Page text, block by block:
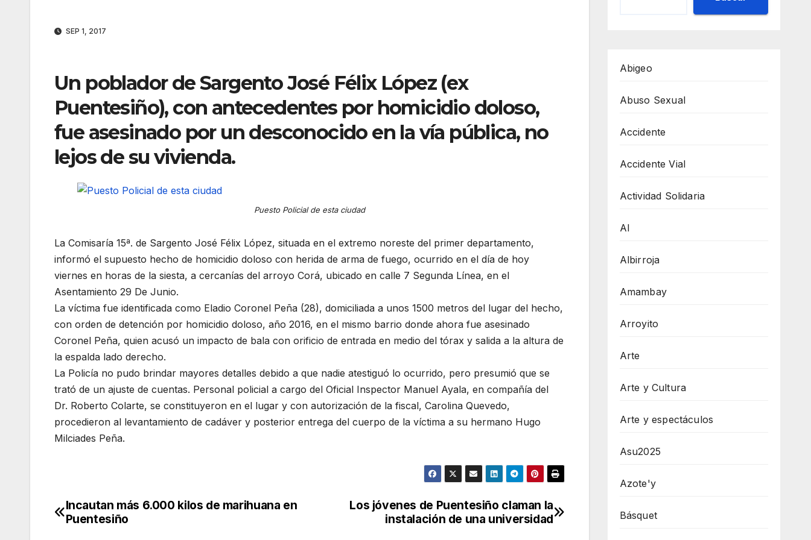
SEP 1, 2017
Un poblador de Sargento José Félix López (ex
Puentesiño), con antecedentes por homicidio doloso,
fue asesinado por un desconocido en la vía pública, no
lejos de su vivienda.
Puesto Policial de esta ciudad
La Comisaría 15ª. de Sargento José Félix López, situada en el extremo noreste del primer departamento,
informó el supuesto hecho de homicidio doloso con herida de arma de fuego, ocurrido en el día de hoy
viernes en horas de la siesta, a cercanías del arroyo Corá, ubicado en calle 7 Segunda Línea, en el
Asentamiento 29 De Junio.
La víctima fue identificada como Eladio Coronel Peña (28), domiciliada a unos 1500 metros del lugar del hecho,
con orden de detención por homicidio doloso, año 2016, en el mismo barrio donde ahora fue asesinado
Coronel Peña, quien acusó un impacto de bala con orificio de entrada en medio del tórax y salida a la altura de
la espalda lado derecho.
La Policía no pudo brindar mayores detalles debido a que nadie atestiguó lo ocurrido, pero presumió que se
trató de un ajuste de cuentas. Personal policial a cargo del Oficial Inspector Manuel Ayala, en compañía del
Dr. Roberto Colarte, se constituyeron en el lugar y con autorización de la fiscal, Carolina Quevedo,
procedieron al levantamiento de cadáver y posterior entrega del cuerpo de la víctima a su hermano Hugo
Milciades Peña.
Navegación
Los jóvenes de Puentesiño claman la
instalación de una universidad
Incautan más 6.000 kilos de marihuana en
Puentesiño
Abigeo
Abuso Sexual
Accidente
Accidente Vial
Actividad Solidaria
AI
Albirroja
Amambay
Arroyito
Arte
Arte y Cultura
Arte y espectáculos
Asu2025
Azote'y
Básquet